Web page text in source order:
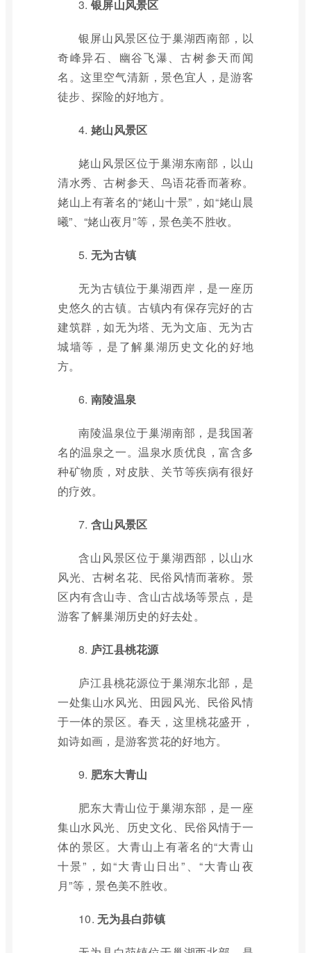
3. 银屏山风景区
银屏山风景区位于巢湖西南部，以
奇峰异石、幽谷飞瀑、古树参天而闻
名。这里空气清新，景色宜人，是游客
徒步、探险的好地方。
4. 姥山风景区
姥山风景区位于巢湖东南部，以山
清水秀、古树参天、鸟语花香而著称。
姥山上有著名的“姥山十景”，如“姥山晨
曦”、“姥山夜月”等，景色美不胜收。
5. 无为古镇
无为古镇位于巢湖西岸，是一座历
史悠久的古镇。古镇内有保存完好的古
建筑群，如无为塔、无为文庙、无为古
城墙等，是了解巢湖历史文化的好地
方。
6. 南陵温泉
南陵温泉位于巢湖南部，是我国著
名的温泉之一。温泉水质优良，富含多
种矿物质，对皮肤、关节等疾病有很好
的疗效。
7. 含山风景区
含山风景区位于巢湖西部，以山水
风光、古树名花、民俗风情而著称。景
区内有含山寺、含山古战场等景点，是
游客了解巢湖历史的好去处。
8. 庐江县桃花源
庐江县桃花源位于巢湖东北部，是
一处集山水风光、田园风光、民俗风情
于一体的景区。春天，这里桃花盛开，
如诗如画，是游客赏花的好地方。
9. 肥东大青山
肥东大青山位于巢湖东部，是一座
集山水风光、历史文化、民俗风情于一
体的景区。大青山上有著名的“大青山
十景”，如“大青山日出”、“大青山夜
月”等，景色美不胜收。
10.无为县白茆镇